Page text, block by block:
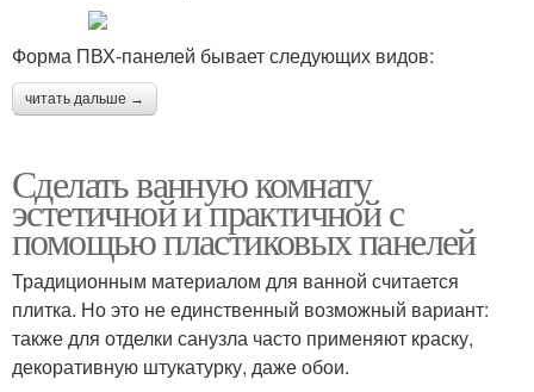
Форма ПВХ-панелей бывает следующих видов:
читать дальше →
Сделать ванную комнату
эстетичной и практичной с
помощью пластиковых панелей
Традиционным материалом для ванной считается
плитка. Но это не единственный возможный вариант:
также для отделки санузла часто применяют краску,
декоративную штукатурку, даже обои.